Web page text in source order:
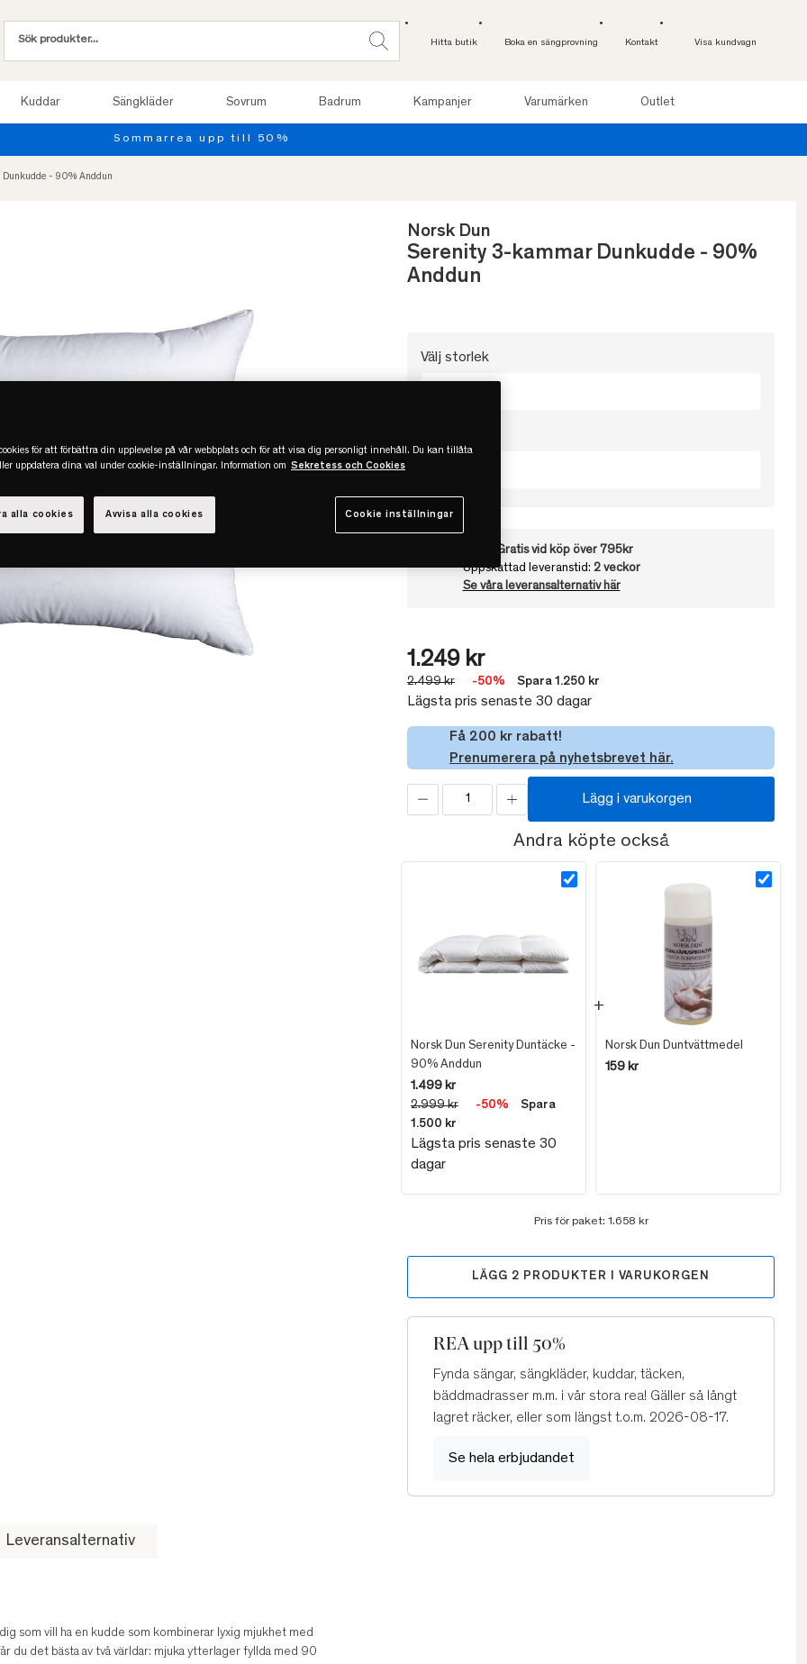
Hitta butik Boka en sängprovning Kontakt Visa kundvagn
Kuddar Sängkläder Sovrum Badrum Kampanjer Varumärken Outlet
Provsov upp till 100 nätter. Läs mer
- 90% Anddun
Norsk Dun
Serenity 3-kammar Dunkudde - 90%
Anddun
Välj storlek
Gratis vid köp över 795kr
Uppskattad leveranstid: 2 veckor
Se våra leveransalternativ här
1.249 kr
2.499 kr -50% Spara 1.250 kr
Lägsta pris senaste 30 dagar
Få 200 kr rabatt!
Prenumerera på nyhetsbrevet här.
Lägg i varukorgen
Andra köpte också
Norsk Dun Serenity Duntäcke -
90% Anddun
1.499 kr
2.999 kr
-50%
Spara
1.500 kr
Lägsta pris senaste 30
dagar
Norsk Dun Duntvättmedel
159 kr
Pris för paket: 1.658 kr
LÄGG 2 PRODUKTER I VARUKORGEN
REA upp till 50%
Fynda sängar, sängkläder, kuddar, täcken,
bäddmadrasser m.m. i vår stora rea! Gäller så långt
lagret räcker, eller som längst t.o.m. 2026-08-17.
Se hela erbjudandet
Leveransalternativ
som vill ha en kudde som kombinerar lyxig mjukhet med
du det bästa av två världar: mjuka ytterlager fyllda med 90
för att förbättra din upplevelse på vår webbplats och för att visa dig personligt innehåll. Du kan tillåta
uppdatera dina val under cookie-inställningar. Information om Sekretess och Cookies
Cookie inställningar
Avvisa alla cookies
alla cookies